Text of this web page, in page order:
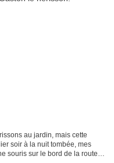
soir à la nuit tombée, mes
souris sur le bord de la route!